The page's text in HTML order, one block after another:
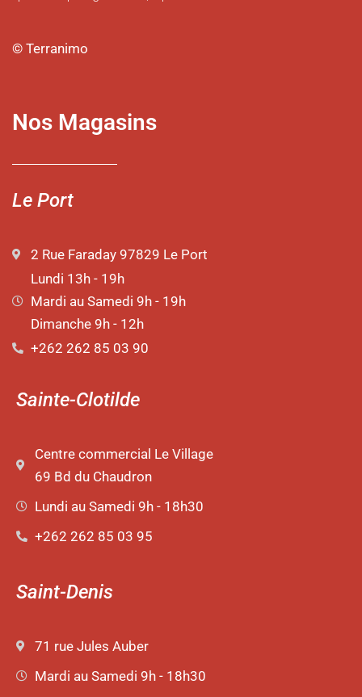
© Terranimo
Nos Magasins
Le Port
2 Rue Faraday 97829 Le Port
Lundi 13h - 19h
Mardi au Samedi 9h - 19h
Dimanche 9h - 12h
+262 262 85 03 90
Sainte-Clotilde
Centre commercial Le Village
69 Bd du Chaudron
Lundi au Samedi 9h - 18h30
+262 262 85 03 95
Saint-Denis
71 rue Jules Auber
Mardi au Samedi 9h - 18h30